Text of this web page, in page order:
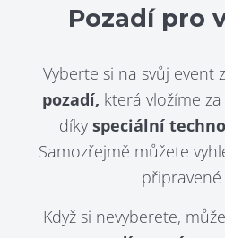
Pozadí pro
Vyberte si na svůj event z
pozadí, která vložíme
díky speciální
Samozřejmě můžete
připravené
Když si nevyberete,